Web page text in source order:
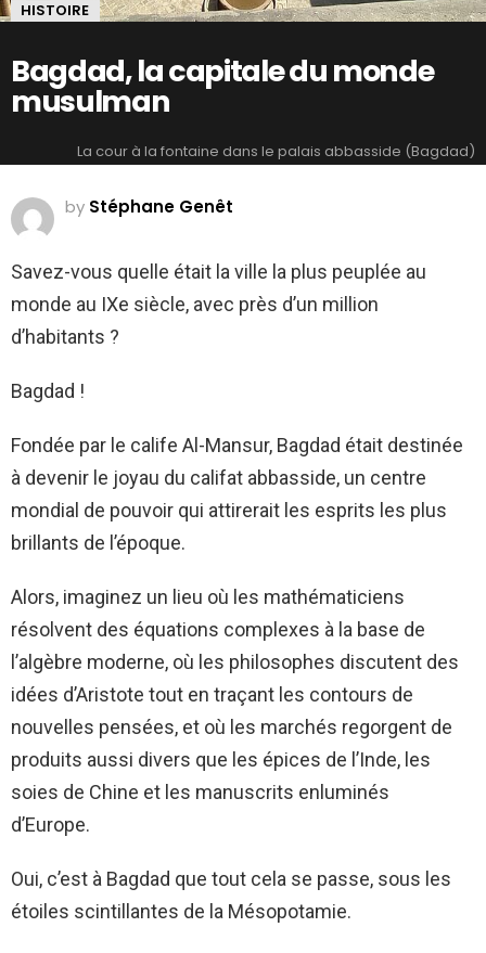
HISTOIRE
Bagdad, la capitale du monde
musulman
La cour à la fontaine dans le palais abbasside (Bagdad)
by Stéphane Genêt
Savez-vous quelle était la ville la plus peuplée au
monde au IXe siècle, avec près d’un million
d’habitants ?
Bagdad !
Fondée par le calife Al-Mansur, Bagdad était destinée
à devenir le joyau du califat abbasside, un centre
mondial de pouvoir qui attirerait les esprits les plus
brillants de l’époque.
Alors, imaginez un lieu où les mathématiciens
résolvent des équations complexes à la base de
l’algèbre moderne, où les philosophes discutent des
idées d’Aristote tout en traçant les contours de
nouvelles pensées, et où les marchés regorgent de
produits aussi divers que les épices de l’Inde, les
soies de Chine et les manuscrits enluminés
d’Europe.
Oui, c’est à Bagdad que tout cela se passe, sous les
étoiles scintillantes de la Mésopotamie.